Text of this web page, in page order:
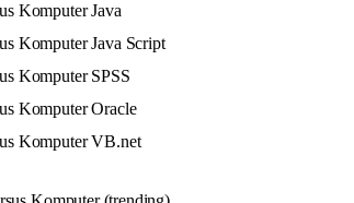
Komputer Java
Komputer Java Script
Komputer SPSS
Komputer Oracle
Komputer VB.net